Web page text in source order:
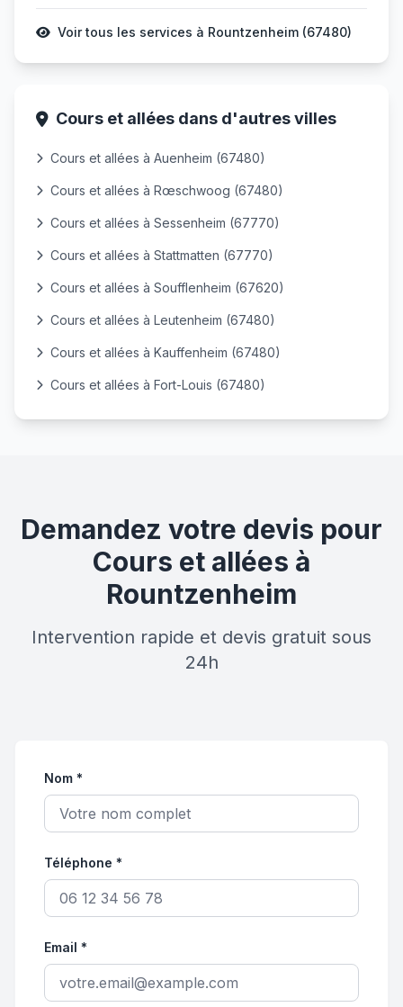
Voir tous les services à Rountzenheim (67480)
Cours et allées dans d'autres villes
Cours et allées à Auenheim (67480)
Cours et allées à Rœschwoog (67480)
Cours et allées à Sessenheim (67770)
Cours et allées à Stattmatten (67770)
Cours et allées à Soufflenheim (67620)
Cours et allées à Leutenheim (67480)
Cours et allées à Kauffenheim (67480)
Cours et allées à Fort-Louis (67480)
Demandez votre devis pour
Cours et allées à
Rountzenheim
Intervention rapide et devis gratuit sous
24h
Nom *
Téléphone *
Email *